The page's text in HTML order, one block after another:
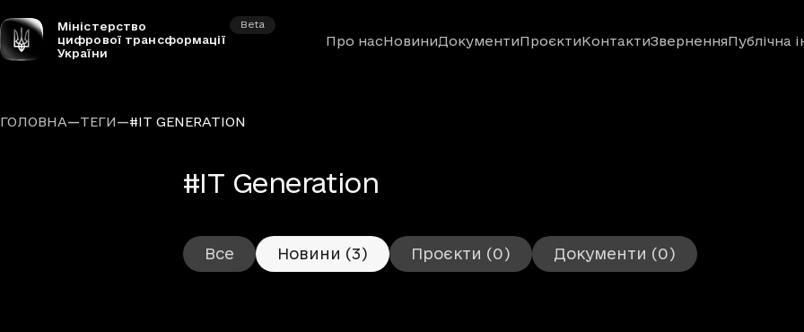
Міністерство
цифрової трансформації
України
Beta
Про насНовиниДокументиПроєктиКонтактиЗверненняПублічна
ГОЛОВНА—ТЕГИ—#IT GENERATION
#IT Generation
Все Новини (3) Проєкти (0) Документи (0)